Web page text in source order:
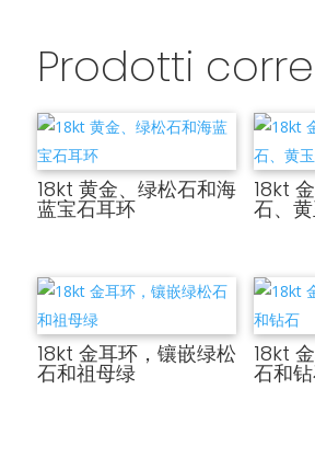
Prodotti
18kt 黄金、绿松石和海
蓝宝石耳环
18kt
石、
18kt 金耳环，镶嵌绿松
石和祖母绿
18kt
石和